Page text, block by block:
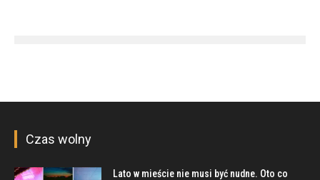
Czas wolny
Lato w mieście nie musi być nudne. Oto co